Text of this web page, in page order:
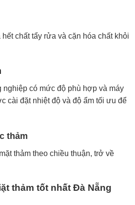
chất tẩy rửa và cặn hóa chất khỏi
nghiệp có mức độ phù hợp và máy
cài đặt nhiệt độ và độ ẩm tối ưu để
thảm
thảm theo chiều thuận, trở về
thảm tốt nhất Đà Nẵng